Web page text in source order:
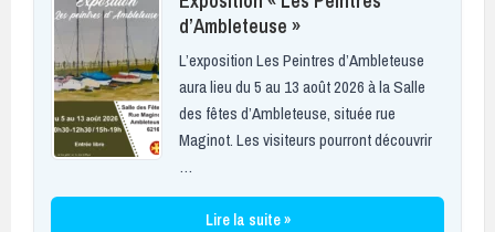
d’Ambleteuse »
L’exposition Les Peintres d’Ambleteuse
aura lieu du 5 au 13 août 2026 à la Salle
des fêtes d’Ambleteuse, située rue
Maginot. Les visiteurs pourront découvrir
…
Lire la suite »